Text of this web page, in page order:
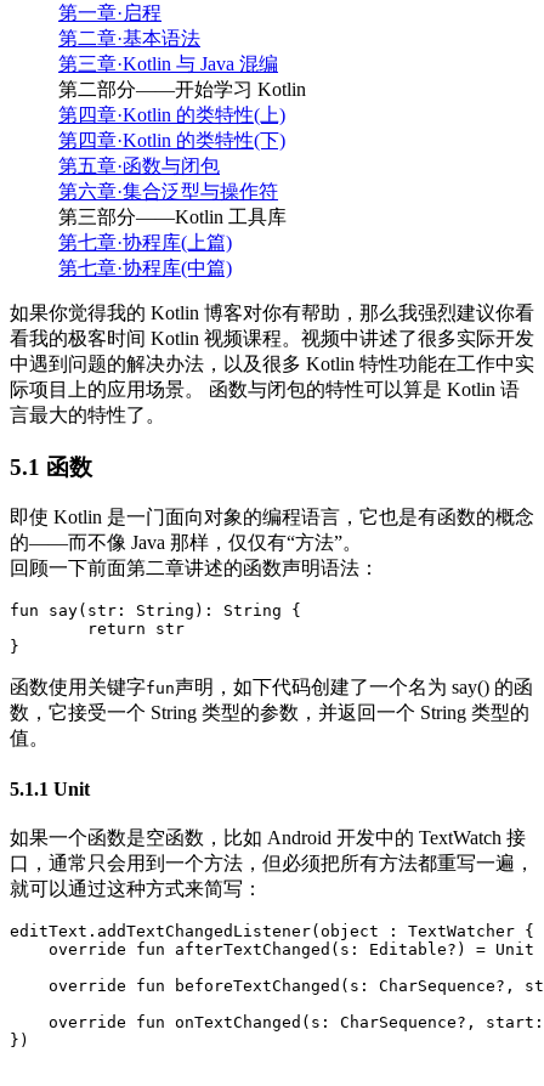
第一章·启程
第二章·基本语法
第三章·Kotlin 与 Java 混编
第二部分——开始学习 Kotlin
第四章·Kotlin 的类特性(上)
第四章·Kotlin 的类特性(下)
第五章·函数与闭包
第六章·集合泛型与操作符
第三部分——Kotlin 工具库
第七章·协程库(上篇)
第七章·协程库(中篇)
如果你觉得我的 Kotlin 博客对你有帮助，那么我强烈建议你看
看我的极客时间 Kotlin 视频课程。视频中讲述了很多实际开发
中遇到问题的解决办法，以及很多 Kotlin 特性功能在工作中实
际项目上的应用场景。 函数与闭包的特性可以算是 Kotlin 语
言最大的特性了。
5.1 函数
即使 Kotlin 是一门面向对象的编程语言，它也是有函数的概念
的——而不像 Java 那样，仅仅有“方法”。
回顾一下前面第二章讲述的函数声明语法：
fun say( str : String ): String
{
return
str
}
函数使用关键字fun声明，如下代码创建了一个名为 say() 的函
数，它接受一个 String 类型的参数，并返回一个 String 类型的
值。
5.1.1 Unit
如果一个函数是空函数，比如 Android 开发中的 TextWatch 接
口，通常只会用到一个方法，但必须把所有方法都重写一遍，
就可以通过这种方式来简写：
editText . addTextChangedListener( object : TextWatcher {
override
fun afterTextChanged ( s : Editable?) = Unit
override
fun beforeTextChanged ( s : CharSequence?,
override
fun onTextChanged ( s : CharSequence?, start :
})